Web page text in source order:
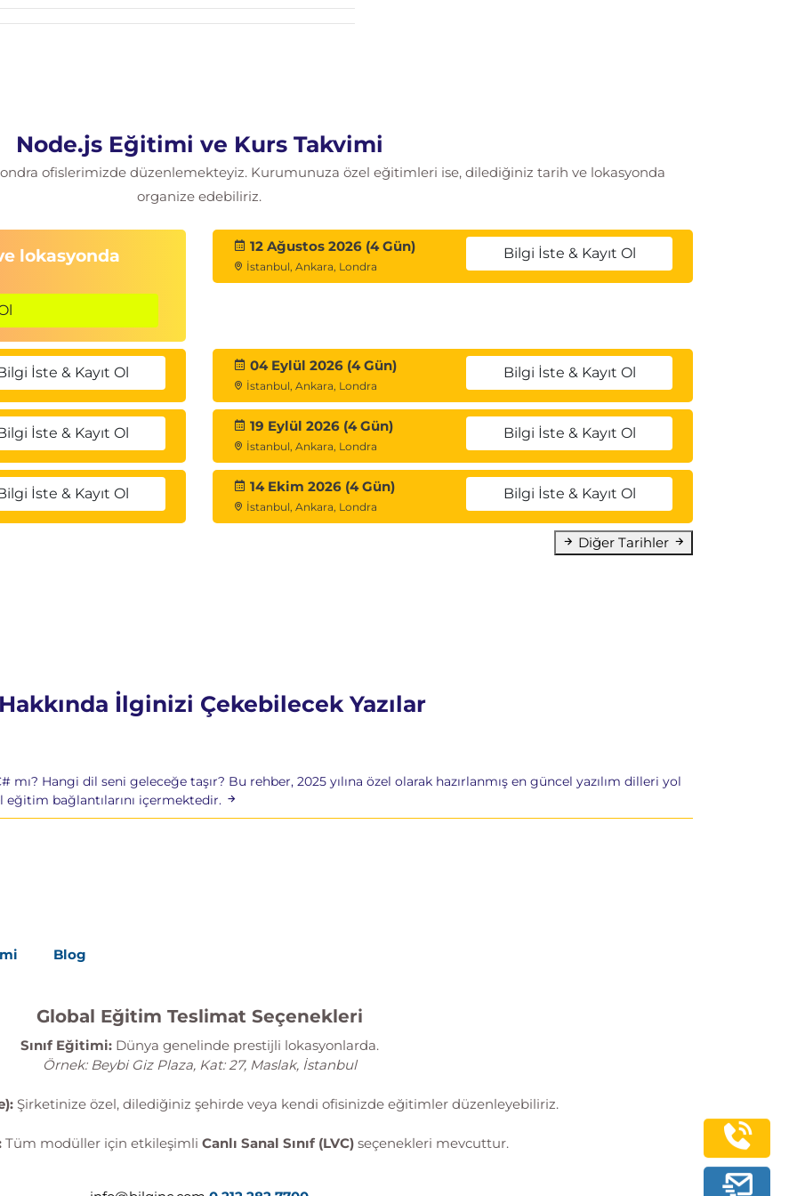
Sunucusu çalıştırın
modülüyle dosyayı okuyun ve PM2 ve Nginx
Geri arama kuyruğu ve Olay Döngüsü
uygulamalarının nasıl geliştirileceğini
EJS şablonlarıyla nasıl çalışılacağı hakkında
Olay Döngüsü
– MongoDB ile nasıl çalışacağınızı
e-posta gönderme
E-posta Gönderme
Node.js Eğitimi ve Kurs Takvimi
ofislerimizde düzenlemekteyiz. Kurumunuza özel eğitimleri ise, dilediğiniz tarih ve lokasyonda
organize edebiliriz.
lokasyonda
12 Ağustos 2026 (4 Gün)
İstanbul, Ankara, Londra
Bilgi İste & Kayıt Ol
İste & Kayıt Ol 04 Eylül 2026 (4 Gün)
İstanbul, Ankara, Londra
Bilgi İste & Kayıt Ol
İste & Kayıt Ol 19 Eylül 2026 (4 Gün)
İstanbul, Ankara, Londra
Bilgi İste & Kayıt Ol
İste & Kayıt Ol 14 Ekim 2026 (4 Gün)
İstanbul, Ankara, Londra
Bilgi İste & Kayıt Ol
Diğer Tarihler
İlginizi Çekebilecek Yazılar
mı? Hangi dil seni geleceğe taşır? Bu rehber, 2025 yılına özel olarak hazırlanmış en güncel yazılım dilleri yol
eğitim bağlantılarını içermektedir.
Blog
Global Eğitim Teslimat Seçenekleri
Sınıf Eğitimi:Dünya genelinde prestijli lokasyonlarda.
Örnek: Beybi Giz Plaza, Kat: 27, Maslak, İstanbul
Şirketinize özel, dilediğiniz şehirde veya kendi ofisinizde eğitimler düzenleyebiliriz.
Tüm modüller için etkileşimli Canlı Sanal Sınıf (LVC)seçenekleri mevcuttur.